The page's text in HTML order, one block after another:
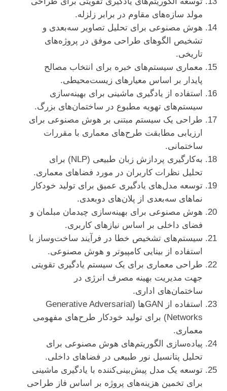
مولد سازه‌های مقاوم در برابر زلزله.
هوش مصنوعی برای تحلیل تصاویر سه‌بعدی و
تشخیص الگوهای طراحی موفق در پروژه‌های
تاریخی.
معماری سیستم‌های خبره برای انتخاب مصالح
پایدار بر اساس معیارهای زیست‌محیطی.
استفاده از یادگیری ماشینی برای بهینه‌سازی
سیستم‌های تهویه مطبوع در ساختمان‌های بزرگ.
طراحی یک سیستم مبتنی بر هوش مصنوعی برای
ارزیابی مطابقت طرح‌های معماری با مقررات
ساختمانی.
به‌کارگیری پردازش زبان طبیعی (NLP) برای
تحلیل نظرات کاربران در مورد فضاهای معماری.
توسعه مدل‌های یادگیری عمیق برای تولید خودکار
نماهای سه‌بعدی از پلان‌های دوبعدی.
هوش مصنوعی برای بهینه‌سازی چیدمان مبلمان و
فضای داخلی بر اساس نیازهای کاربری.
سیستم‌های تشخیص خطا در فرآیند ساخت‌وساز با
استفاده از بینایی کامپیوتر و هوش مصنوعی.
طراحی معماری برای یک سیستم یادگیری تقویتی
جهت مدیریت بهینه مصرف انرژی در
ساختمان‌های اداری.
استفاده از GANها (Generative Adversarial
Networks) برای تولید خودکار طرح‌های مفهومی
معماری.
پیاده‌سازی الگوریتم‌های هوش مصنوعی برای
تحلیل پتانسیل نور طبیعی در فضاهای داخلی.
توسعه یک مدل پیش‌بینی‌کننده با یادگیری ماشینی
برای تخمین هزینه‌های پروژه بر اساس فاز طراحی